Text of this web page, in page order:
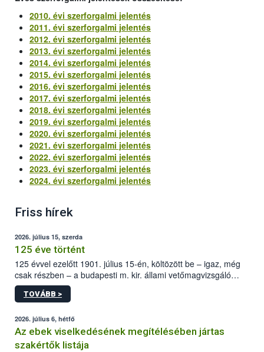
2010. évi szerforgalmi jelentés
2011. évi szerforgalmi jelentés
2012. évi szerforgalmi jelentés
2013. évi szerforgalmi jelentés
2014. évi szerforgalmi jelentés
2015. évi szerforgalmi jelentés
2016. évi szerforgalmi jelentés
2017. évi szerforgalmi jelentés
2018. évi szerforgalmi jelentés
2019. évi szerforgalmi jelentés
2020. évi szerforgalmi jelentés
2021. évi szerforgalmi jelentés
2022. évi szerforgalmi jelentés
2023. évi szerforgalmi jelentés
2024. évi szerforgalmi jelentés
Friss hírek
2026. július 15, szerda
125 éve történt
125 évvel ezelőtt 1901. július 15-én, költözött be – igaz, még
csak részben – a budapesti m. kir. állami vetőmagvizsgáló
állomás a Kis Rókus utca 15. szám alatti, Czigler Győző által
tervezett új épületébe.
TOVÁBB >
2026. július 6, hétfő
Az ebek viselkedésének megítélésében jártas
szakértők listája